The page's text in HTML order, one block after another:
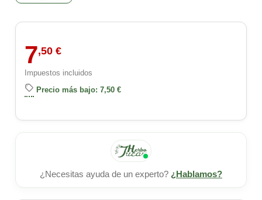
7,50 €
Impuestos incluidos
Precio más bajo: 7,50 €
¿Necesitas ayuda de un experto? ¿Hablamos?